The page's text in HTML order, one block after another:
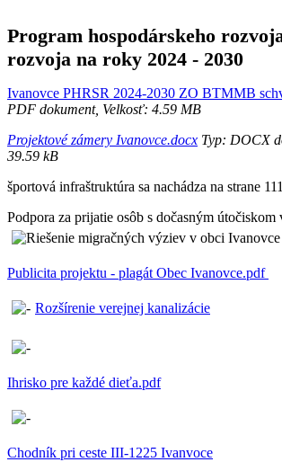
Program hospodárskeho
rozvoja na roky 2024 - 2030
Ivanovce PHRSR 2024-2030 ZO BTMMB
PDF dokument, Velkosť: 4.59 MB
Projektové zámery Ivanovce.docx Typ: DOCX
39.59 kB
športová infraštruktúra sa nachádza na strane 111
Podpora za prijatie osôb s dočasným
Publicita projektu - plagát Obec Ivanovce.pdf
Rozšírenie verejnej kanalizácie
Ihrisko pre každé dieťa.pdf
Chodník pri ceste III-1225 Ivanvoce